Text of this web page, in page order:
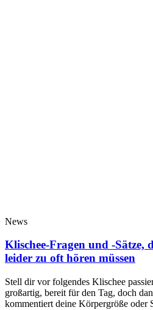
News
Klischee-Fragen und -Sätze,
leider zu oft hören müssen
Stell dir vor folgendes Klischee
großartig, bereit für den Tag, doch
kommentiert deine Körpergröße oder